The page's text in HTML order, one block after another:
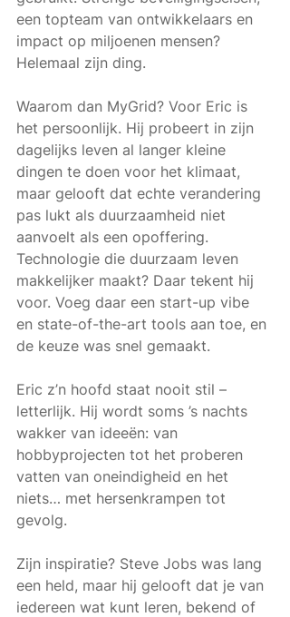
een topteam van ontwikkelaars en
impact op miljoenen mensen?
Helemaal zijn ding.
Waarom dan MyGrid? Voor Eric is
het persoonlijk. Hij probeert in zijn
dagelijks leven al langer kleine
dingen te doen voor het klimaat,
maar gelooft dat echte verandering
pas lukt als duurzaamheid niet
aanvoelt als een opoffering.
Technologie die duurzaam leven
makkelijker maakt? Daar tekent hij
voor. Voeg daar een start-up vibe
en state-of-the-art tools aan toe, en
de keuze was snel gemaakt.
Eric z’n hoofd staat nooit stil –
letterlijk. Hij wordt soms ’s nachts
wakker van ideeën: van
hobbyprojecten tot het proberen
vatten van oneindigheid en het
niets… met hersenkrampen tot
gevolg.
Zijn inspiratie? Steve Jobs was lang
een held, maar hij gelooft dat je van
iedereen wat kunt leren, bekend of